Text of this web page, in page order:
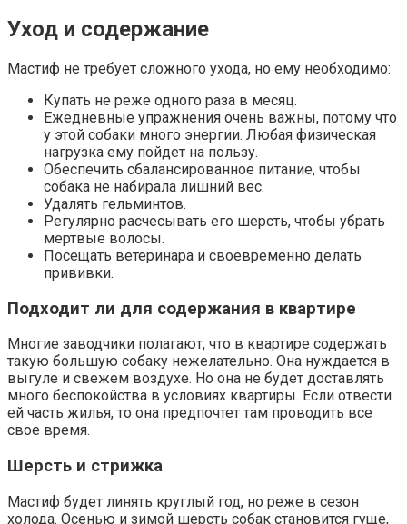
Уход и содержание
Мастиф не требует сложного ухода, но ему необходимо:
Купать не реже одного раза в месяц.
Ежедневные упражнения очень важны, потому что
у этой собаки много энергии. Любая физическая
нагрузка ему пойдет на пользу.
Обеспечить сбалансированное питание, чтобы
собака не набирала лишний вес.
Удалять гельминтов.
Регулярно расчесывать его шерсть, чтобы убрать
мертвые волосы.
Посещать ветеринара и своевременно делать
прививки.
Подходит ли для содержания в квартире
Многие заводчики полагают, что в квартире содержать
такую большую собаку нежелательно. Она нуждается в
выгуле и свежем воздухе. Но она не будет доставлять
много беспокойства в условиях квартиры. Если отвести
ей часть жилья, то она предпочтет там проводить все
свое время.
Шерсть и стрижка
Мастиф будет линять круглый год, но реже в сезон
холода. Осенью и зимой шерсть собак становится гуще,